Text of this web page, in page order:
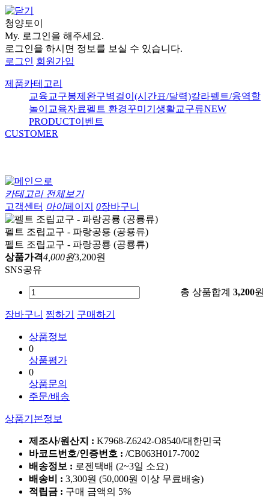
청양토이
My. 로그인을 해주세요.
로그인을 하시면 정보를 보실 수 있습니다.
로그인 회원가입
제품카테고리
교육교구봉제완구벽걸이(시간표/달력)칼라펠트/융역할
놀이 교육자료펠트 환경꾸미기 생활교구류NEW
PRODUCT이벤트
CUSTOMER
카테고리 전체보기
고객센터 마이페이지 0장바구니
펠트 조립교구 - 파랑공룡 (공룡류)
펠트 조립교구 - 파랑공룡 (공룡류)
상품가격4,000원3,200원
SNS공유
총 상품합계 3,200원
장바구니 찜하기 구매하기
상품정보
0
상품평가
0
상품문의
주문/배송
상품기본정보
제조사/원산지 : K7968-Z6242-O8540/대한민국
바코드번호/인증번호 : /CB063H017-7002
배송정보 : 로젠택배 (2~3일 소요)
배송비 : 3,300원 (50,000원 이상 무료배송)
적립금 : 구매 금액의 5%